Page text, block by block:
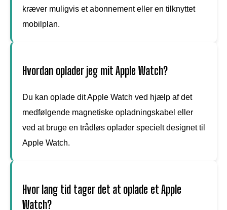
kræver muligvis et abonnement eller en tilknyttet
mobilplan.
Hvordan oplader jeg mit Apple Watch?
Du kan oplade dit Apple Watch ved hjælp af det
medfølgende magnetiske opladningskabel eller
ved at bruge en trådløs oplader specielt designet til
Apple Watch.
Hvor lang tid tager det at oplade et Apple
Watch?